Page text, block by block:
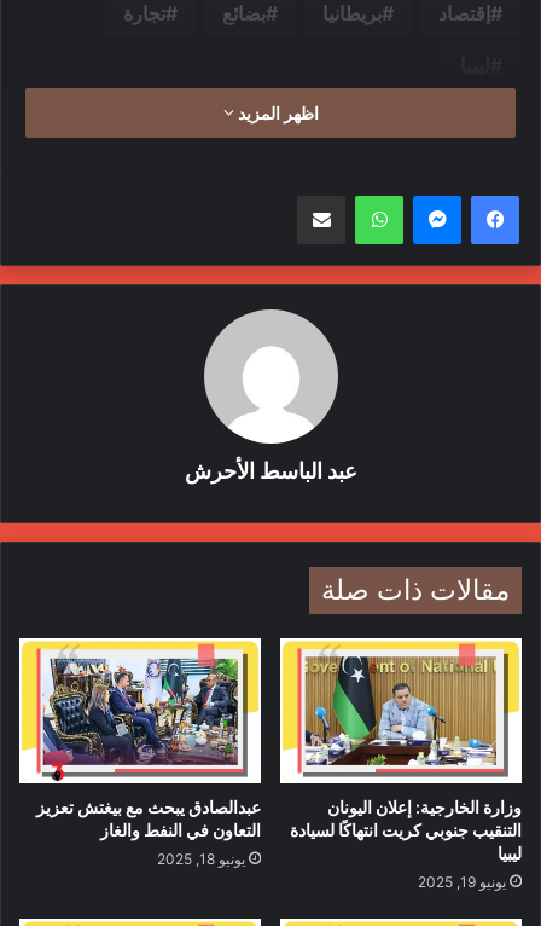
إقتصاد بريطانيا بضائع تجارة
اظهر المزيد
واتساب
عبد الباسط الأحرش
مقالات ذات صلة
وزارة الخارجية: إعلان اليونان
التنقيب جنوبي كريت انتهاكًا لسيادة
ليبيا
يونيو 19, 2025
عبدالصادق يبحث مع بيغتش تعزيز
التعاون في النفط والغاز
يونيو 18, 2025